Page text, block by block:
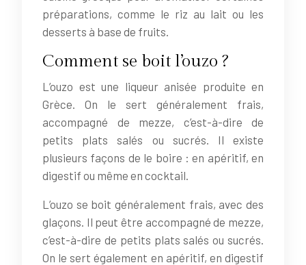
préparations, comme le riz au lait ou les
desserts à base de fruits.
Comment se boit l’ouzo ?
L’ouzo est une liqueur anisée produite en
Grèce. On le sert généralement frais,
accompagné de mezze, c’est-à-dire de
petits plats salés ou sucrés. Il existe
plusieurs façons de le boire : en apéritif, en
digestif ou même en cocktail.
L’ouzo se boit généralement frais, avec des
glaçons. Il peut être accompagné de mezze,
c’est-à-dire de petits plats salés ou sucrés.
On le sert également en apéritif, en digestif